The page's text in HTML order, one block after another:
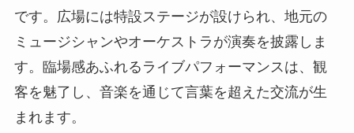
です。広場には特設ステージが設けられ、地元の
ミュージシャンやオーケストラが演奏を披露しま
す。臨場感あふれるライブパフォーマンスは、観
客を魅了し、音楽を通じて言葉を超えた交流が生
まれます。